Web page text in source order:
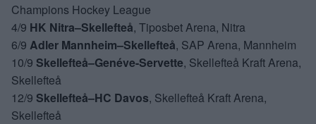
Champions Hockey League
4/9 HK Nitra–Skellefteå, Tiposbet Arena, Nitra
6/9 Adler Mannheim–Skellefteå, SAP Arena, Mannheim
10/9 Skellefteå–Genéve-Servette, Skellefteå Kraft Arena,
Skellefteå
12/9 Skellefteå–HC Davos, Skellefteå Kraft Arena,
Skellefteå